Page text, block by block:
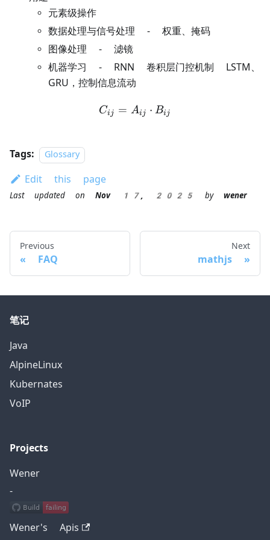
元素级操作
数据处理与信号处理 - 权重、掩码
图像处理 - 滤镜
机器学习 - RNN 卷积层门控机制 LSTM、
GRU，控制信息流动
C_{ij} = A_{ij} \cdot
Cij = Aij ⋅ Bij
Tags: Glossary
Edit this page
Last updated on Nov 17, 2025 by wener
Previous
FAQ
Next
mathjs
笔记
Java
AlpineLinux
Kubernates
VoIP
Projects
Wener
-
Wener's Apis